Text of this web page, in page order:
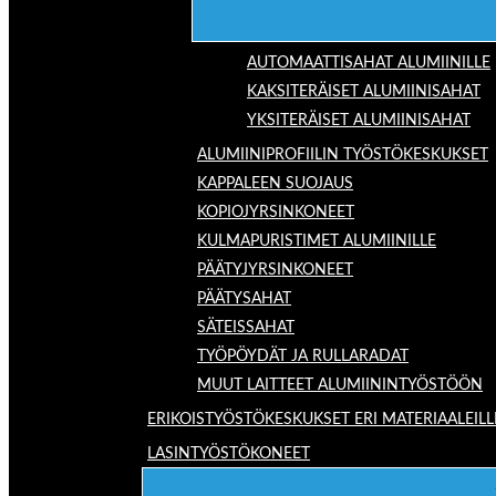
AUTOMAATTISAHAT ALUMIINILLE
KAKSITERÄISET ALUMIINISAHAT
YKSITERÄISET ALUMIINISAHAT
ALUMIINIPROFIILIN TYÖSTÖKESKUKSET
KAPPALEEN SUOJAUS
KOPIOJYRSINKONEET
KULMAPURISTIMET ALUMIINILLE
PÄÄTYJYRSINKONEET
PÄÄTYSAHAT
SÄTEISSAHAT
TYÖPÖYDÄT JA RULLARADAT
MUUT LAITTEET ALUMIININTYÖSTÖÖN
ERIKOISTYÖSTÖKESKUKSET ERI
LASINTYÖSTÖKONEET